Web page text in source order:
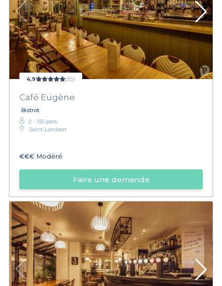
4,9 (55)
Café Eugène
Bistrot
2 - 150 pers.
Saint-Lambert
€€€ Modéré
Faire une demande